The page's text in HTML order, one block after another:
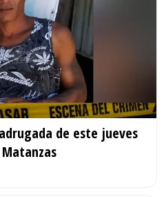
de este jueves